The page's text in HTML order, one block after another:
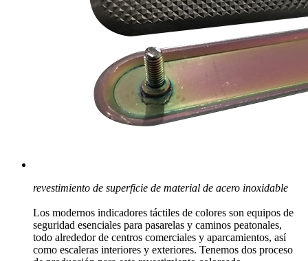
revestimiento de superficie de material de acero inoxidable
Los modernos indicadores táctiles de colores son equipos de
seguridad esenciales para pasarelas y caminos peatonales,
todo alrededor de centros comerciales y aparcamientos, así
como escaleras interiores y exteriores. Tenemos dos proceso